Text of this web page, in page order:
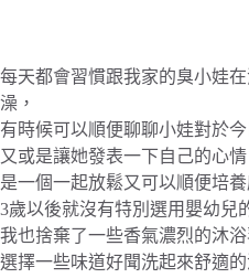
每天都會習慣跟我家的臭小娃
澡，
有時候可以順便聊聊小娃對於今
又或是讓她發表一下自己的心情
是一個一起放鬆又可以順便培養
3歲以後就沒有特別選用嬰幼兒
我也捨棄了一些香氣濃烈的沐浴
選擇一些味道好聞洗起來舒適的